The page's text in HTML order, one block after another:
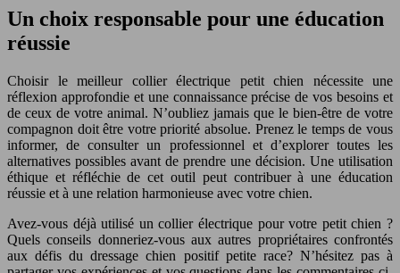
Un choix responsable pour une éducation
réussie
Choisir le meilleur collier électrique petit chien nécessite une
réflexion approfondie et une connaissance précise de vos besoins et
de ceux de votre animal. N’oubliez jamais que le bien-être de votre
compagnon doit être votre priorité absolue. Prenez le temps de vous
informer, de consulter un professionnel et d’explorer toutes les
alternatives possibles avant de prendre une décision. Une utilisation
éthique et réfléchie de cet outil peut contribuer à une éducation
réussie et à une relation harmonieuse avec votre chien.
Avez-vous déjà utilisé un collier électrique pour votre petit chien ?
Quels conseils donneriez-vous aux autres propriétaires confrontés
aux défis du dressage chien positif petite race? N’hésitez pas à